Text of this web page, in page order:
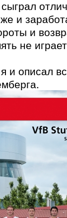
и
и
не
и описал